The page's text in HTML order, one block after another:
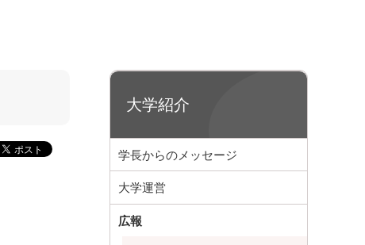
大学紹介
学長からのメッセージ
大学運営
広報